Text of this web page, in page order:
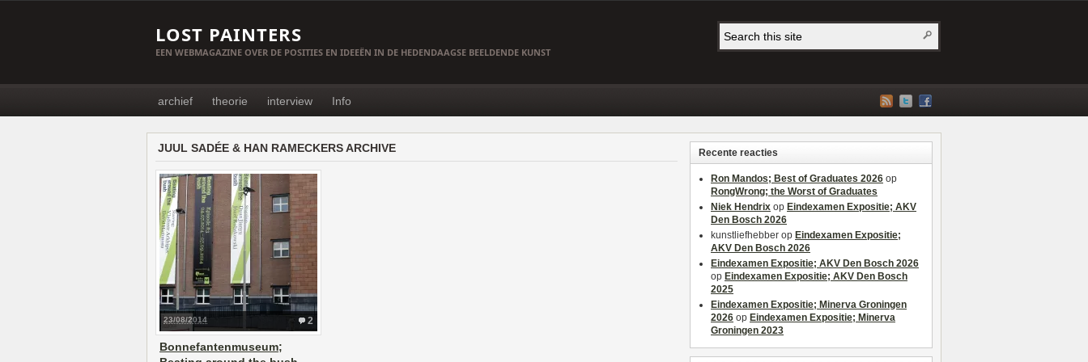
LOST PAINTERS
EEN WEBMAGAZINE OVER DE POSITIES EN IDEEËN IN DE HEDENDAAGSE BEELDENDE KUNST
archief theorie interview Info
JUUL SADÉE & HAN RAMECKERS ARCHIVE
2
23/08/2014
Bonnefantenmuseum;
Recente reacties
Ron Mandos; Best of Graduates 2026 op
RongWrong; the Worst of Graduates
Niek Hendrix op Eindexamen Expositie; AKV
Den Bosch 2026
kunstliefhebber op Eindexamen Expositie;
AKV Den Bosch 2026
Eindexamen Expositie; AKV Den Bosch 2026
op Eindexamen Expositie; AKV Den Bosch
2025
Eindexamen Expositie; Minerva Groningen
2026 op Eindexamen Expositie; Minerva
Groningen 2023